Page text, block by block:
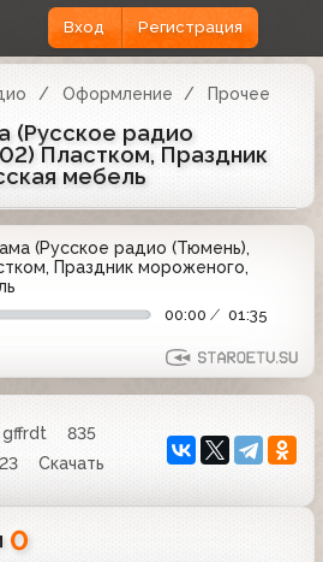
Вход Регистрация
Оформление Прочее
(Русское радио
Пластком, Праздник
мебель
(Русское радио (Тюмень),
Праздник мороженого,
00:00 01:35
gffrdt
835
Скачать
0